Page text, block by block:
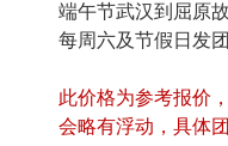
端午节武汉到屈原
每周六及节假日发
此价格为参考报价
会略有浮动，具体